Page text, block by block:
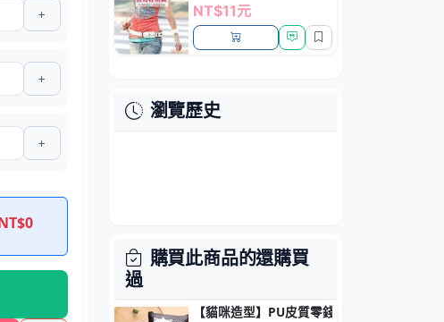
NT$11元
瀏覽歷史
購買此商品的還購買
過
【貓咪造型】PU皮質零錢包 - 多功能鑰匙小